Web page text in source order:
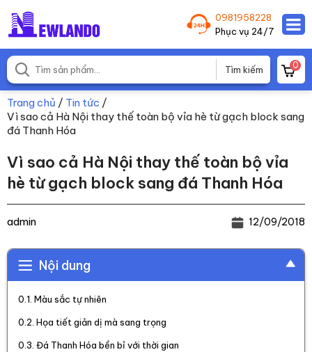
0981958228
Phục vụ 24/7
0
Trang chủ / Tin tức /
Vì sao cả Hà Nội thay thế toàn bộ vỉa hè từ gạch block sang
đá Thanh Hóa
Vì sao cả Hà Nội thay thế toàn bộ vỉa
hè từ gạch block sang đá Thanh Hóa
admin 12/09/2018
Nội dung
Màu sắc tự nhiên
Họa tiết giản dị mà sang trọng
Đá Thanh Hóa bền bỉ với thời gian